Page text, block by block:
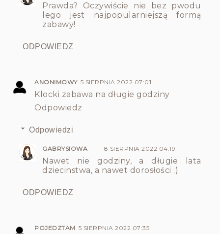
Prawda? Oczywiście nie bez pwodu
lego jest najpopularniejszą formą
zabawy!
ODPOWIEDZ
ANONIMOWY 5 SIERPNIA 2022 07:01
Klocki zabawa na długie godziny
Odpowiedz
Odpowiedzi
GABRYSIOWA 8 SIERPNIA 2022 04:19
Nawet nie godziny, a długie lata
dziecinstwa, a nawet dorosłości ;)
ODPOWIEDZ
POJEDZTAM 5 SIERPNIA 2022 07:35